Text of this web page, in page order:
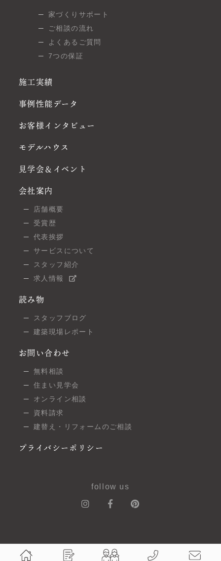
家づくりサポート
ご相談の流れ
よくあるご質問
7つの保証
施工実績
事例性能データ
お客様インタビュー
モデルハウス
見学会＆イベント
会社案内
店舗概要
受賞歴
代表挨拶
サービスについて
スタッフ紹介
求人情報
読み物
スタッフブログ
建築現場レポート
お問い合わせ
無料相談
住まい見学会
オンライン相談
資料請求
建替え・リフォームのご相談
プライバシーポリシー
follow us